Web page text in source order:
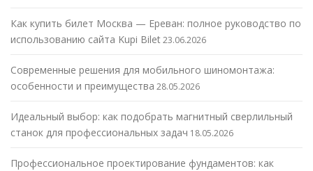
Как купить билет Москва — Ереван: полное руководство по
использованию сайта Kupi Bilet23.06.2026
Современные решения для мобильного шиномонтажа:
особенности и преимущества 28.05.2026
Идеальный выбор: как подобрать магнитный сверлильный
станок для профессиональных задач 18.05.2026
Профессиональное проектирование фундаментов: как